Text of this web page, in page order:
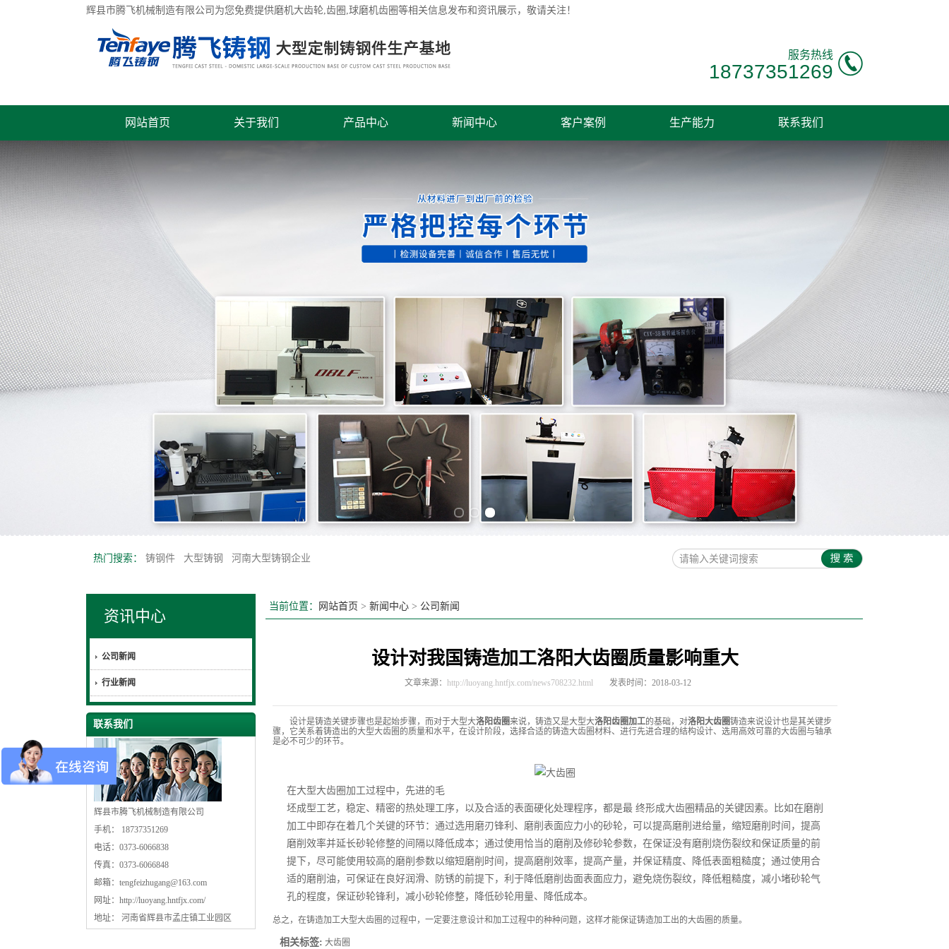
辉县市腾飞机械制造有限公司为您免费提供磨机大齿轮,齿圈,球磨机齿圈等相关信息发布和资讯展示，敬请关注！
服务热线
18737351269
网站首页 关于我们 产品中心 新闻中心 客户案例 生产能力 联系我们
热门搜索： 铸钢件 大型铸钢 河南大型铸钢企业
资讯中心
公司新闻
行业新闻
联系我们
辉县市腾飞机械制造有限公司
手机： 18737351269
电话：0373-6066838
传真：0373-6066848
邮箱： tengfeizhugang@163.com
网址： http://luoyang.hntfjx.com/
地址： 河南省辉县市孟庄镇工业园区
当前位置： 网站首页 > 新闻中心 > 公司新闻
设计对我国铸造加工洛阳大齿圈质量影响重大
文章来源： http://luoyang.hntfjx.com/news708232.html 发表时间：2018-03-12
设计是铸造关键步骤也是起始步骤，而对于大型大洛阳齿圈来说，铸造又是大型大洛阳齿圈加工的基础，对洛阳大齿圈铸造来说设计也是其关键步
骤，它关系着铸造出的大型大齿圈的质量和水平，在设计阶段，选择合适的铸造大齿圈材料、进行先进合理的结构设计、选用高效可靠的大齿圈与轴承
是必不可少的环节。
在大型大齿圈加工过程中，先进的毛
坯成型工艺，稳定、精密的热处理工序，以及合适的表面硬化处理程序，都是最 终形成大齿圈精品的关键因素。比如在磨削
加工中即存在着几个关键的环节：通过选用磨刃锋利、磨削表面应力小的砂轮，可以提高磨削进给量，缩短磨削时间，提高
磨削效率并延长砂轮修整的间隔以降低成本；通过使用恰当的磨削及修砂轮参数，在保证没有磨削烧伤裂纹和保证质量的前
提下，尽可能使用较高的磨削参数以缩短磨削时间，提高磨削效率，提高产量，并保证精度、降低表面粗糙度；通过使用合
适的磨削油，可保证在良好润滑、防锈的前提下，利于降低磨削齿面表面应力，避免烧伤裂纹，降低粗糙度，减小堵砂轮气
孔的程度，保证砂轮锋利，减小砂轮修整，降低砂轮用量、降低成本。
总之，在铸造加工大型大齿圈的过程中，一定要注意设计和加工过程中的种种问题，这样才能保证铸造加工出的大齿圈的质量。
相关标签: 大齿圈